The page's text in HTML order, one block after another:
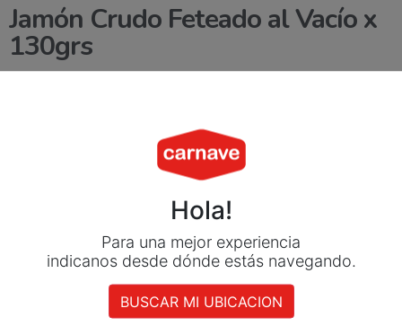
Jamón Crudo Feteado al Vacío x
130grs
Agregar al carrito